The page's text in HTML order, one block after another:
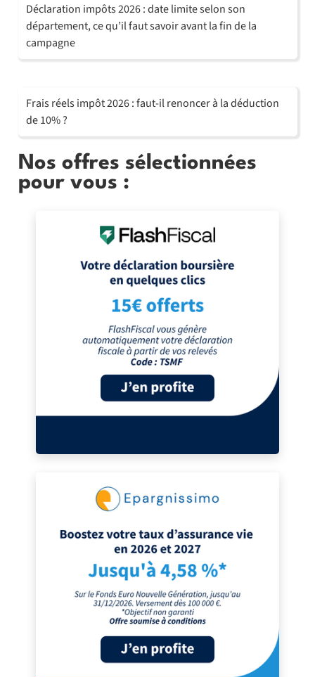
Déclaration impôts 2026 : date limite selon son
département, ce qu’il faut savoir avant la fin de la
campagne
Frais réels impôt 2026 : faut-il renoncer à la déduction
de 10% ?
Nos offres sélectionnées
pour vous :